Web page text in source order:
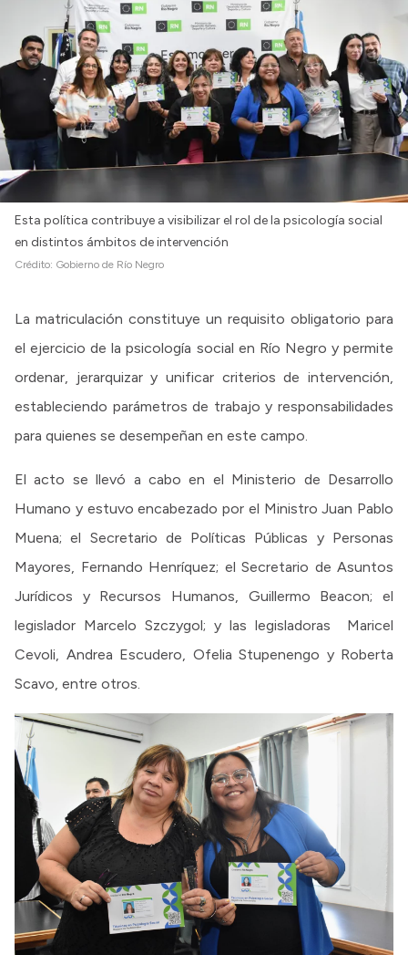
Esta política contribuye a visibilizar el rol de la psicología social
en distintos ámbitos de intervención
Crédito: Gobierno de Río Negro
La matriculación constituye un requisito obligatorio para
el ejercicio de la psicología social en Río Negro y permite
ordenar, jerarquizar y unificar criterios de intervención,
estableciendo parámetros de trabajo y responsabilidades
para quienes se desempeñan en este campo.
El acto se llevó a cabo en el Ministerio de Desarrollo
Humano y estuvo encabezado por el Ministro Juan Pablo
Muena; el Secretario de Políticas Públicas y Personas
Mayores, Fernando Henríquez; el Secretario de Asuntos
Jurídicos y Recursos Humanos, Guillermo Beacon; el
legislador Marcelo Szczygol; y las legisladoras Maricel
Cevoli, Andrea Escudero, Ofelia Stupenengo y Roberta
Scavo, entre otros.